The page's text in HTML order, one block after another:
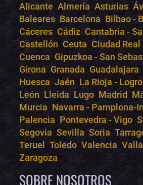
Alicante Almería Asturias
Baleares Barcelona Bilbao -
Cáceres Cádiz Cantabria -
Castellón Ceuta Ciudad Real
Cuenca Gipuzkoa - San
Girona Granada Guadalajara
Huesca Jaén La Rioja -
León Lleida Lugo Madrid
Murcia Navarra - Pamplona-
Palencia Pontevedra - Vigo
Segovia Sevilla Soria
Teruel
Toledo Valencia
Zaragoza
SOBRE NOSOTROS
Bololoco · conciertos.club
Online · Te ayudo a encontrar